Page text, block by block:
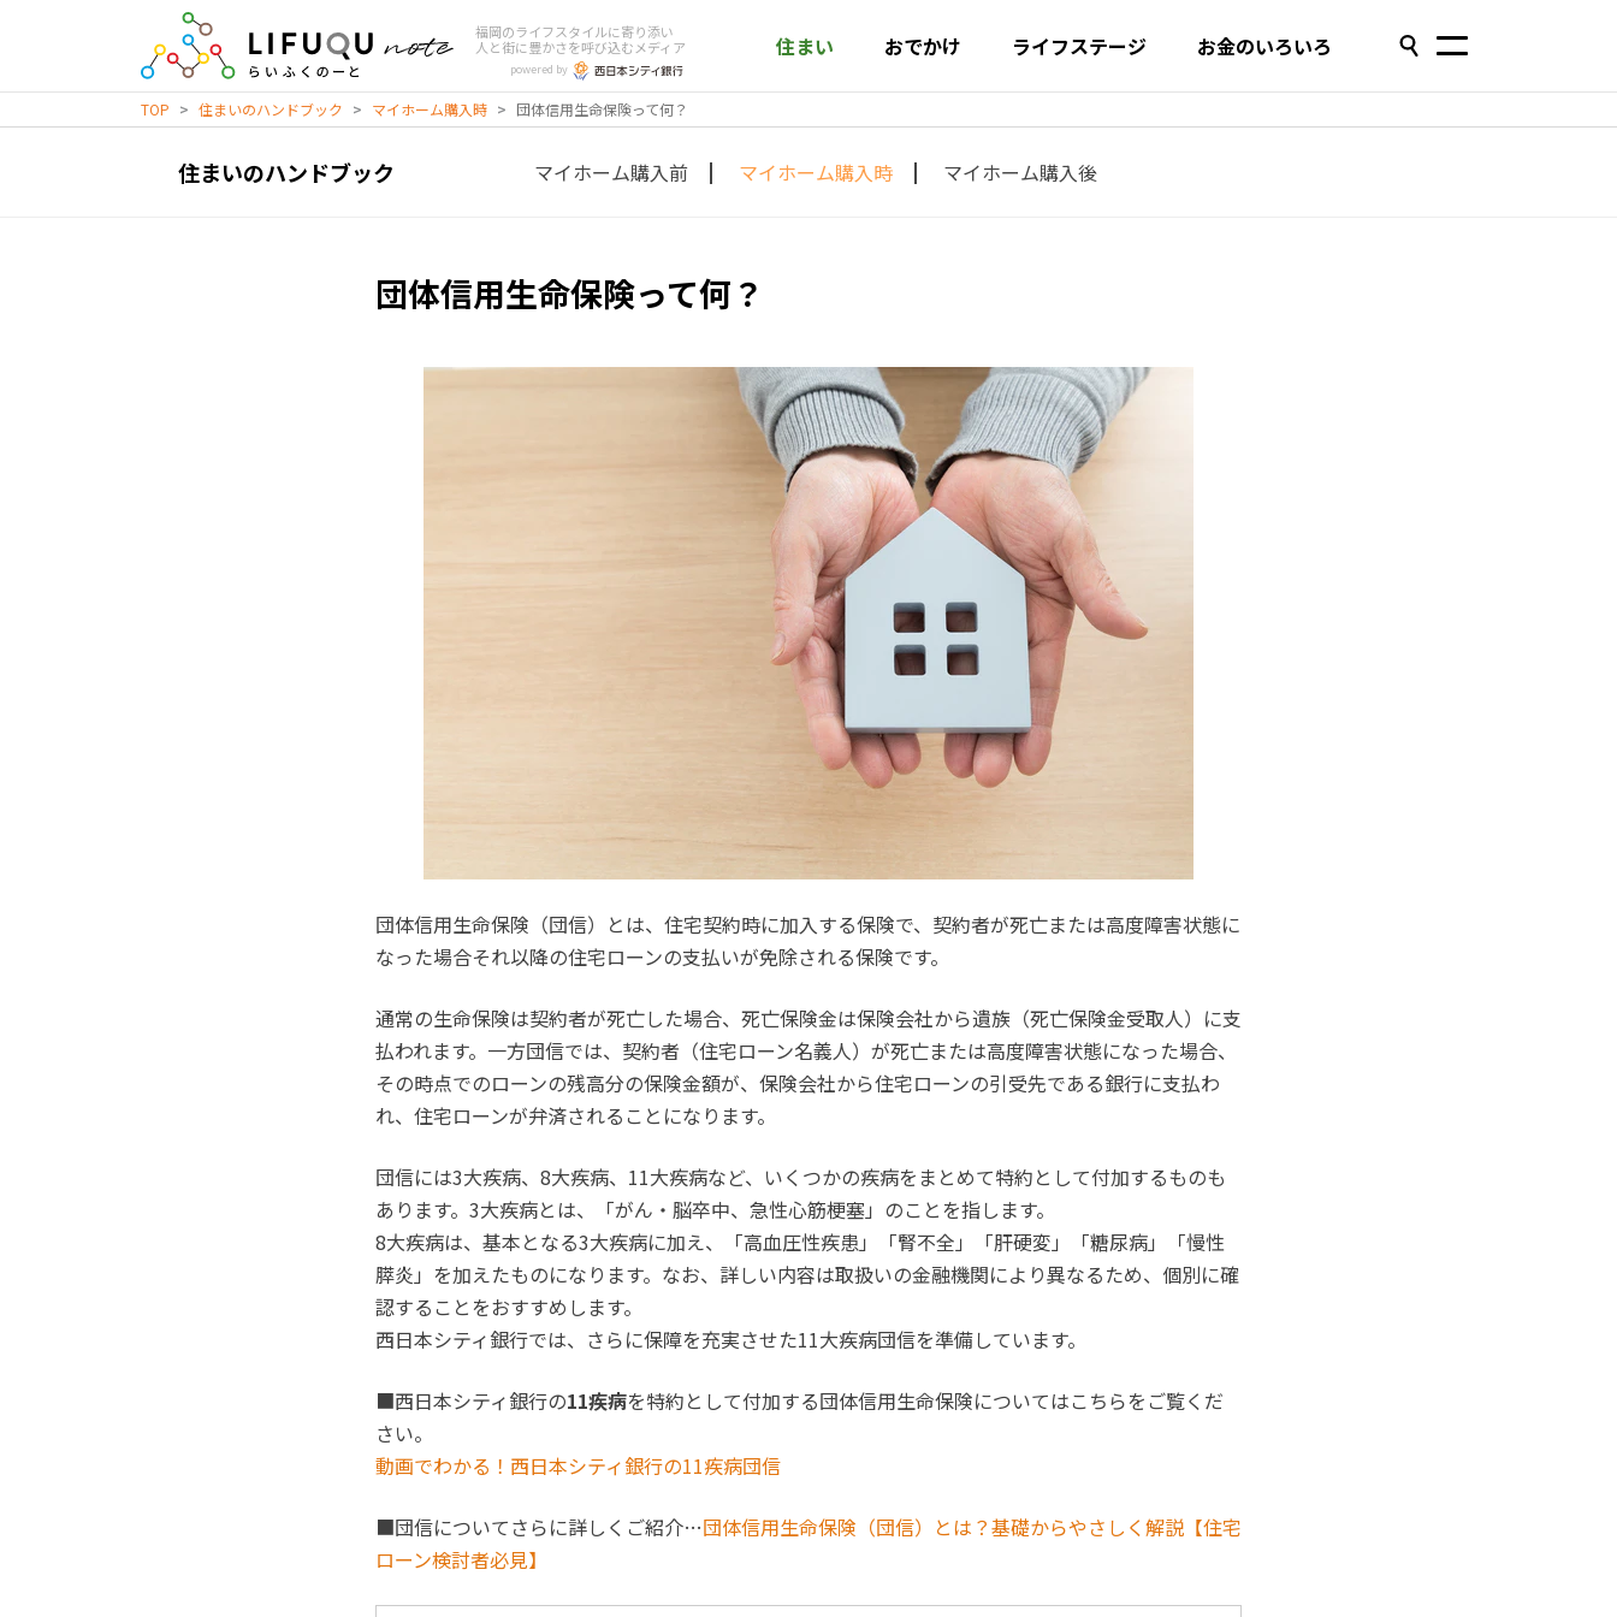
福岡のライフスタイルに寄り添い
人と街に豊かさを呼び込むメディア
powered by
住まい おでかけ ライフステージ お金のいろいろ
TOP > 住まいのハンドブック > マイホーム購入時 > 団体信用生命保険って何？
住まいのハンドブック マイホーム購入前 マイホーム購入時 マイホーム購入後
団体信用生命保険って何？
団体信用生命保険（団信）とは、住宅契約時に加入する保険で、契約者が死亡または高度障害状態に
なった場合それ以降の住宅ローンの支払いが免除される保険です。
通常の生命保険は契約者が死亡した場合、死亡保険金は保険会社から遺族（死亡保険金受取人）に支
払われます。一方団信では、契約者（住宅ローン名義人）が死亡または高度障害状態になった場合、
その時点でのローンの残高分の保険金額が、保険会社から住宅ローンの引受先である銀行に支払わ
れ、住宅ローンが弁済されることになります。
団信には3大疾病、8大疾病、11大疾病など、いくつかの疾病をまとめて特約として付加するものも
あります。3大疾病とは、「がん・脳卒中、急性心筋梗塞」のことを指します。
8大疾病は、基本となる3大疾病に加え、「高血圧性疾患」「腎不全」「肝硬変」「糖尿病」「慢性
膵炎」を加えたものになります。なお、詳しい内容は取扱いの金融機関により異なるため、個別に確
認することをおすすめします。
西日本シティ銀行では、さらに保障を充実させた11大疾病団信を準備しています。
■西日本シティ銀行の11疾病を特約として付加する団体信用生命保険についてはこちらをご覧くだ
さい。
動画でわかる！西日本シティ銀行の11疾病団信
■団信についてさらに詳しくご紹介…団体信用生命保険（団信）とは？基礎からやさしく解説【住宅
ローン検討者必見】